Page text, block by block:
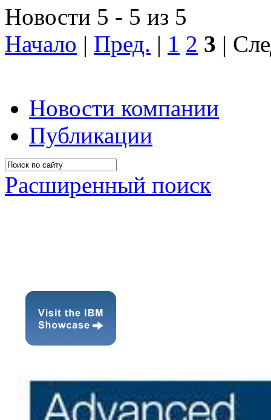
Новости 5 - 5 из 5
Начало | Пред. | 1 2 3 |
Новости компании
Публикации
Расширенный поиск